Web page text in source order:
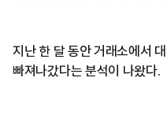
지난 한 달 동안 거래소에서
빠져나갔다는 분석이 나왔다.